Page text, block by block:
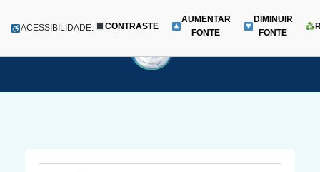
para
Menu
ACESSIBILIDADE: CONTRASTE
AUMENTAR
FONTE
DIMINUIR
FONTE